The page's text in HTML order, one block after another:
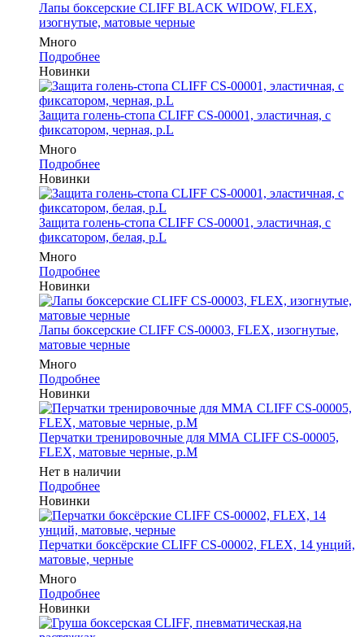
Лапы боксерские CLIFF BLACK WIDOW, FLEX,
изогнутые, матовые черные
Много
Подробнее
Новинки
Защита голень-стопа CLIFF CS-00001, эластичная, с
фиксатором, черная, р.L
Много
Подробнее
Новинки
Защита голень-стопа CLIFF CS-00001, эластичная, с
фиксатором, белая, р.L
Много
Подробнее
Новинки
Лапы боксерские CLIFF CS-00003, FLEX, изогнутые,
матовые черные
Много
Подробнее
Новинки
Перчатки тренировочные для ММА CLIFF CS-00005,
FLEX, матовые черные, р.M
Нет в наличии
Подробнее
Новинки
Перчатки боксёрские CLIFF CS-00002, FLEX, 14 унций,
матовые, черные
Много
Подробнее
Новинки